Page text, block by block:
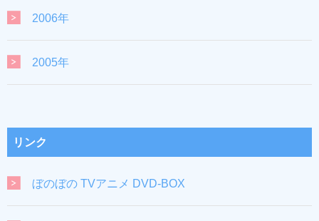
2006年
2005年
リンク
ぼのぼの TVアニメ DVD-BOX